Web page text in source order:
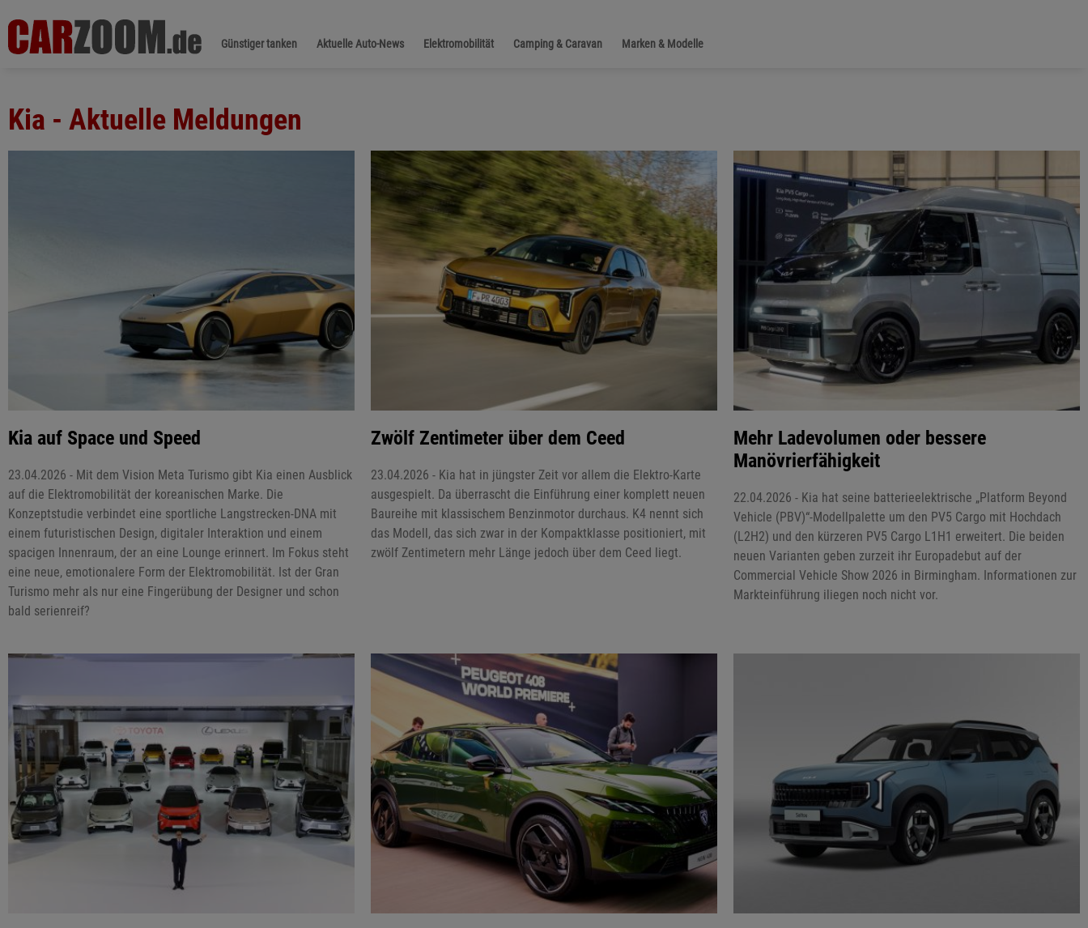
Günstiger tanken Aktuelle Auto-News Elektromobilität Camping & Caravan Marken & Modelle
Kia - Aktuelle Meldungen
Kia auf Space und Speed
23.04.2026 - Mit dem Vision Meta Turismo gibt Kia einen Ausblick
auf die Elektromobilität der koreanischen Marke. Die
Konzeptstudie verbindet eine sportliche Langstrecken-DNA mit
einem futuristischen Design, digitaler Interaktion und einem
spacigen Innenraum, der an eine Lounge erinnert. Im Fokus steht
eine neue, emotionalere Form der Elektromobilität. Ist der Gran
Turismo mehr als nur eine Fingerübung der Designer und schon
bald serienreif?
Zwölf Zentimeter über dem Ceed
23.04.2026 - Kia hat in jüngster Zeit vor allem die Elektro-Karte
ausgespielt. Da überrascht die Einführung einer komplett neuen
Baureihe mit klassischem Benzinmotor durchaus. K4 nennt sich
das Modell, das sich zwar in der Kompaktklasse positioniert, mit
zwölf Zentimetern mehr Länge jedoch über dem Ceed liegt.
Mehr Ladevolumen oder bessere
Manövrierfähigkeit
22.04.2026 - Kia hat seine batterieelektrische „Platform Beyond
Vehicle (PBV)“-Modellpalette um den PV5 Cargo mit Hochdach
(L2H2) und den kürzeren PV5 Cargo L1H1 erweitert. Die beiden
neuen Varianten geben zurzeit ihr Europadebut auf der
Commercial Vehicle Show 2026 in Birmingham. Informationen zur
Markteinführung iliegen noch nicht vor.